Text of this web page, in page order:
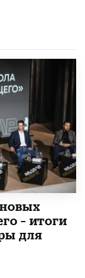
– итоги
для